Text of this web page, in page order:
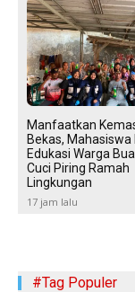
Manfaatkan
Bekas, Mahasiswa
Edukasi Warga
Cuci Piring Ramah
Lingkungan
17 jam lalu
#Tag Populer